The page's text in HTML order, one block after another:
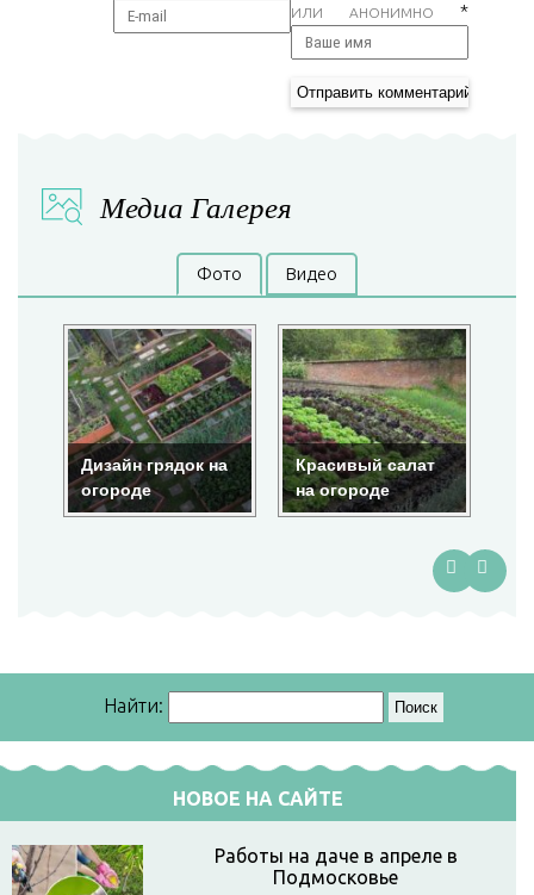
ИЛИ АНОНИМНО *
Медиа Галерея
Фото Видео
Дизайн грядок на
огороде
Красивый салат
на огороде
Найти:
НОВОЕ НА САЙТЕ
Работы на даче в апреле в
Подмосковье